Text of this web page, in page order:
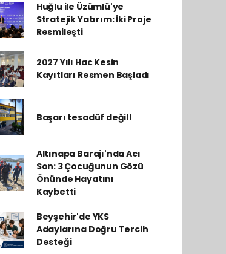
Huğlu ile Üzümlü'ye
Stratejik Yatırım: İki Proje
Resmileşti
2027 Yılı Hac Kesin
Kayıtları Resmen Başladı
Başarı tesadüf değil!
Altınapa Barajı'nda Acı
Son: 3 Çocuğunun Gözü
Önünde Hayatını
Kaybetti
Beyşehir'de YKS
Adaylarına Doğru Tercih
Desteği